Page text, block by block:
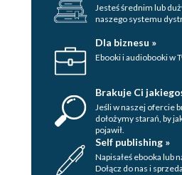
Jesteś średnim lub
naszego systemu
Dla biznesu »
Ebooki i audiobooki w
Brakuje Ci
Jeśli w naszej ofercie
dołożymy starań, by
pojawił.
Self publishing »
Napisałeś ebooka lub
Dołącz do nas i